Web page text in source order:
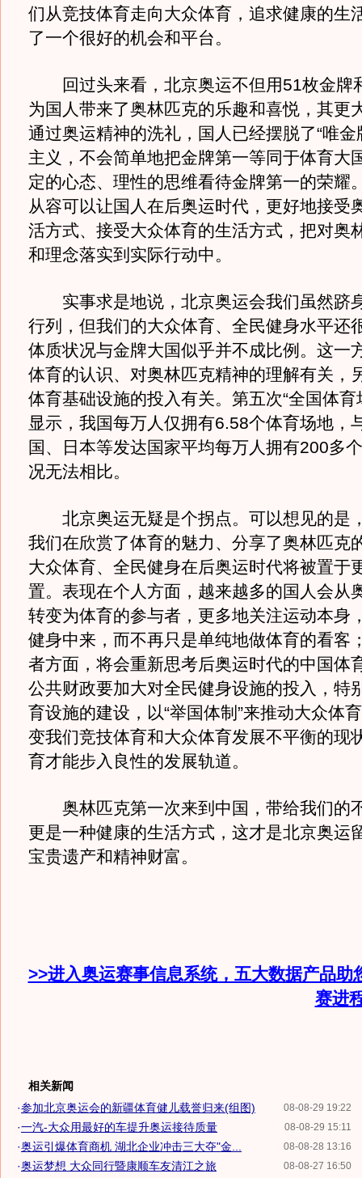
们从竞技体育走向大众体育，追求健康的生
了一个很好的机会和平台。
回过头来看，北京奥运不但用51枚金牌
为国人带来了奥林匹克的乐趣和喜悦，其更
通过奥运精神的洗礼，国人已经摆脱了“唯金
主义，不会简单地把金牌第一等同于体育大
定的心态、理性的思维看待金牌第一的荣耀
从容可以让国人在后奥运时代，更好地接受
活方式、接受大众体育的生活方式，把对奥
和理念落实到实际行动中。
实事求是地说，北京奥运会我们虽然跻
行列，但我们的大众体育、全民健身水平还
体质状况与金牌大国似乎并不成比例。这一
体育的认识、对奥林匹克精神的理解有关，
体育基础设施的投入有关。第五次“全国体育
显示，我国每万人仅拥有6.58个体育场地，
国、日本等发达国家平均每万人拥有200多
况无法相比。
北京奥运无疑是个拐点。可以想见的是
我们在欣赏了体育的魅力、分享了奥林匹克
大众体育、全民健身在后奥运时代将被置于
置。表现在个人方面，越来越多的国人会从
转变为体育的参与者，更多地关注运动本身
健身中来，而不再只是单纯地做体育的看客
者方面，将会重新思考后奥运时代的中国体
公共财政要加大对全民健身设施的投入，特
育设施的建设，以“举国体制”来推动大众体
变我们竞技体育和大众体育发展不平衡的现
育才能步入良性的发展轨道。
奥林匹克第一次来到中国，带给我们的
更是一种健康的生活方式，这才是北京奥运
宝贵遗产和精神财富。
>>进入奥运赛事信息系统，五大数据产品助
赛进
相关新闻
08-08-29 19:22
·参加北京奥运会的新疆体育健儿载誉归来(组图)
08-08-29 15:11
·一汽-大众用最好的车提升奥运接待质量
08-08-28 13:16
·奥运引爆体育商机 湖北企业冲击三大夺"金...
08-08-27 16:50
·奥运梦想 大众同行暨康顺车友清江之旅